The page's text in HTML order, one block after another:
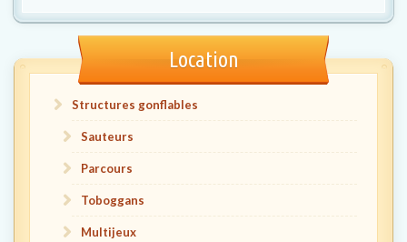
Location
Structures gonflables
Sauteurs
Parcours
Toboggans
Multijeux